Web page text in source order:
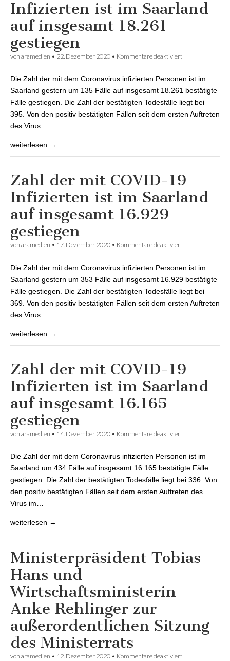
Infizierten ist im Saarland
auf insgesamt 18.261
gestiegen
von aramedien • 22. Dezember 2020 • Kommentare deaktiviert
Saarland auf
insgesamt 18.261
gestiegen
Die Zahl der mit dem Coronavirus infizierten Personen ist im
Saarland gestern um 135 Fälle auf insgesamt 18.261 bestätigte
Fälle gestiegen. Die Zahl der bestätigten Todesfälle liegt bei
395. Von den positiv bestätigten Fällen seit dem ersten Auftreten
des Virus…
weiterlesen →
Zahl der mit COVID-19
Infizierten ist im Saarland
auf insgesamt 16.929
gestiegen
von aramedien • 17. Dezember 2020 • Kommentare deaktiviert
Saarland auf
insgesamt 16.929
gestiegen
Die Zahl der mit dem Coronavirus infizierten Personen ist im
Saarland gestern um 353 Fälle auf insgesamt 16.929 bestätigte
Fälle gestiegen. Die Zahl der bestätigten Todesfälle liegt bei
369. Von den positiv bestätigten Fällen seit dem ersten Auftreten
des Virus…
weiterlesen →
Zahl der mit COVID-19
Infizierten ist im Saarland
auf insgesamt 16.165
gestiegen
von aramedien • 14. Dezember 2020 • Kommentare deaktiviert
Saarland auf
insgesamt 16.165
gestiegen
Die Zahl der mit dem Coronavirus infizierten Personen ist im
Saarland um 434 Fälle auf insgesamt 16.165 bestätigte Fälle
gestiegen. Die Zahl der bestätigten Todesfälle liegt bei 336. Von
den positiv bestätigten Fällen seit dem ersten Auftreten des
Virus im…
weiterlesen →
Ministerpräsident Tobias
Hans und
Wirtschaftsministerin
Anke Rehlinger zur
außerordentlichen Sitzung
des Ministerrats
von aramedien • 12. Dezember 2020 • Kommentare deaktiviert